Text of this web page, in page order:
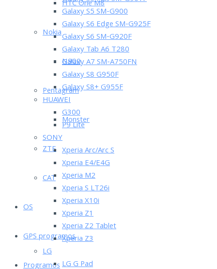
HTC One M8
Nokia
N900
Pentagram
Monster
ZTE
CAT
OS
GPS programos
Programos
Galaxy S5 SM-G900
Galaxy S6 Edge SM-G925F
Galaxy S6 SM-G920F
Galaxy Tab A6 T280
Galaxy A7 SM-A750FN
Galaxy S8 G950F
Galaxy S8+ G955F
HUAWEI
G300
P9 Lite
SONY
Xperia Arc/Arc S
Xperia E4/E4G
Xperia M2
Xperia S LT26i
Xperia X10i
Xperia Z1
Xperia Z2 Tablet
Xperia Z3
LG
LG G Pad